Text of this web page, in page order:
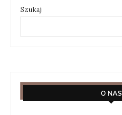
Szukaj
O NAS